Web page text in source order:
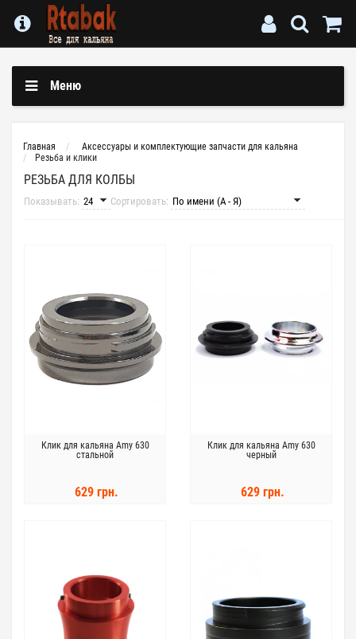
Меню
Главная
Аксессуары и комплектующие запчасти для кальяна
Резьба и клики
РЕЗЬБА ДЛЯ КОЛБЫ
Показывать: Сортировать:
Клик для кальяна Amy 630
стальной
629 грн.
Клик для кальяна Amy 630
черный
629 грн.